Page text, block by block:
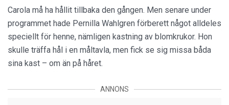
Carola må ha hållit tillbaka den gången. Men senare under
programmet hade Pernilla Wahlgren förberett något alldeles
speciellt för henne, nämligen kastning av blomkrukor. Hon
skulle träffa hål i en måltavla, men fick se sig missa båda
sina kast – om än på håret.
ANNONS